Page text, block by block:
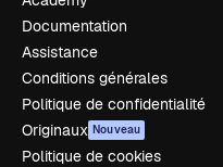
Documentation
Assistance
Conditions générales
Politique de confidentialité
Originaux Nouveau
Politique de cookies